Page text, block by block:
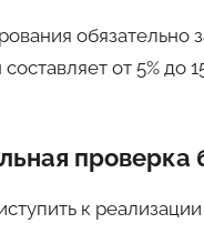
от 5% до
к